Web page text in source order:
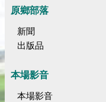
原鄉部落
新聞
出版品
本場影音
本場影音